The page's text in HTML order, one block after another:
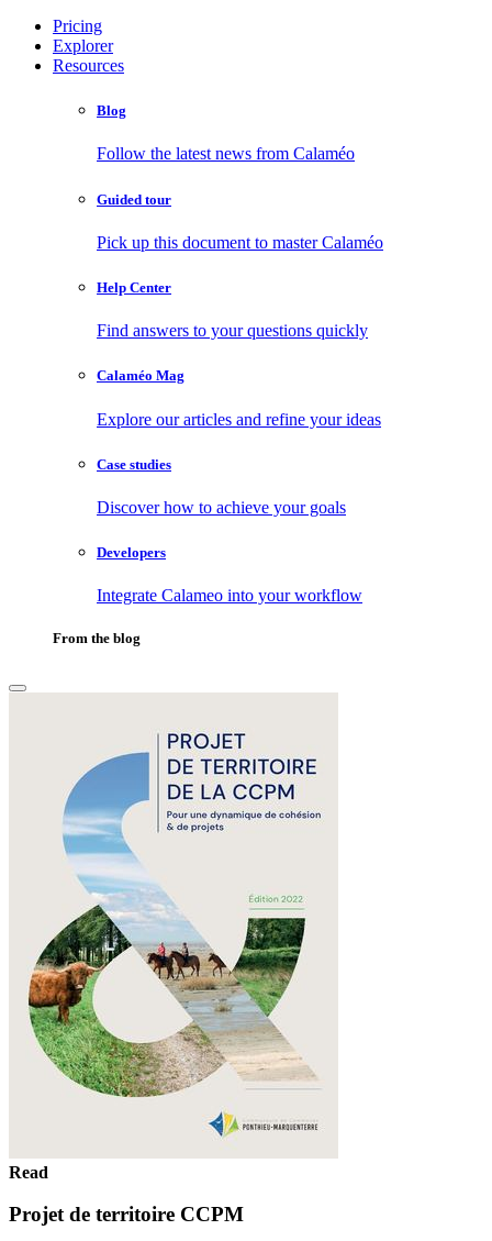
Pricing
Explorer
Resources
Blog
Follow the latest news from Calaméo
Guided tour
Pick up this document to master Calaméo
Help Center
Find answers to your questions quickly
Calaméo Mag
Explore our articles and refine your ideas
Case studies
Discover how to achieve your goals
Developers
Integrate Calameo into your workflow
From the blog
Read
Projet de territoire CCPM